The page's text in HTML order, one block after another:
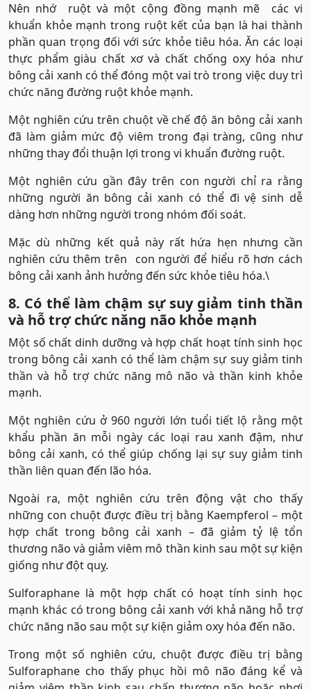
Nên nhớ ruột và một cộng đồng mạnh mẽ các vi
khuẩn khỏe mạnh trong ruột kết của bạn là hai thành
phần quan trọng đối với sức khỏe tiêu hóa. Ăn các loại
thực phẩm giàu chất xơ và chất chống oxy hóa như
bông cải xanh có thể đóng một vai trò trong việc duy trì
chức năng đường ruột khỏe mạnh.
Một nghiên cứu trên chuột về chế độ ăn bông cải xanh
đã làm giảm mức độ viêm trong đại tràng, cũng như
những thay đổi thuận lợi trong vi khuẩn đường ruột.
Một nghiên cứu gần đây trên con người chỉ ra rằng
những người ăn bông cải xanh có thể đi vệ sinh dễ
dàng hơn những người trong nhóm đối soát.
Mặc dù những kết quả này rất hứa hẹn nhưng cần
nghiên cứu thêm trên con người để hiểu rõ hơn cách
bông cải xanh ảnh hưởng đến sức khỏe tiêu hóa.\
8. Có thể làm chậm sự suy giảm tinh thần
và hỗ trợ chức năng não khỏe mạnh
Một số chất dinh dưỡng và hợp chất hoạt tính sinh học
trong bông cải xanh có thể làm chậm sự suy giảm tinh
thần và hỗ trợ chức năng mô não và thần kinh khỏe
mạnh.
Một nghiên cứu ở 960 người lớn tuổi tiết lộ rằng một
khẩu phần ăn mỗi ngày các loại rau xanh đậm, như
bông cải xanh, có thể giúp chống lại sự suy giảm tinh
thần liên quan đến lão hóa.
Ngoài ra, một nghiên cứu trên động vật cho thấy
những con chuột được điều trị bằng Kaempferol – một
hợp chất trong bông cải xanh – đã giảm tỷ lệ tổn
thương não và giảm viêm mô thần kinh sau một sự kiện
giống như đột quỵ.
Sulforaphane là một hợp chất có hoạt tính sinh học
mạnh khác có trong bông cải xanh với khả năng hỗ trợ
chức năng não sau một sự kiện giảm oxy hóa đến não.
Trong một số nghiên cứu, chuột được điều trị bằng
Sulforaphane cho thấy phục hồi mô não đáng kể và